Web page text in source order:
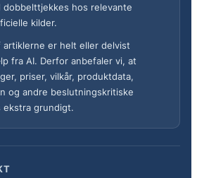
dobbelttjekkes hos relevante
kilder.
artiklerne er helt eller delvist
fra AI. Derfor anbefaler vi, at
priser, vilkår, produktdata,
og andre beslutningskritiske
ekstra grundigt.